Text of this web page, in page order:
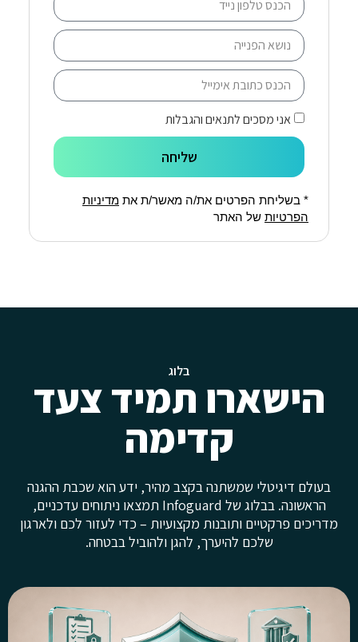
אני מסכים לתנאים והגבלות
שליחה
* בשליחת הפרטים את/ה מאשר/ת את מדיניות
הפרטיות של האתר
בלוג
הישארו תמיד צעד
קדימה
בעולם דיגיטלי שמשתנה בקצב מהיר, ידע הוא שכבת ההגנה
הראשונה. בבלוג של Infoguard תמצאו ניתוחים עדכניים,
מדריכים פרקטיים ותובנות מקצועיות – כדי לעזור לכם ולארגון
שלכם להיערך, להגן ולהוביל בבטחה.